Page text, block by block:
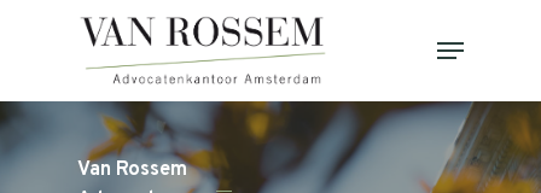
content
Menu
Van Rossem
Menu